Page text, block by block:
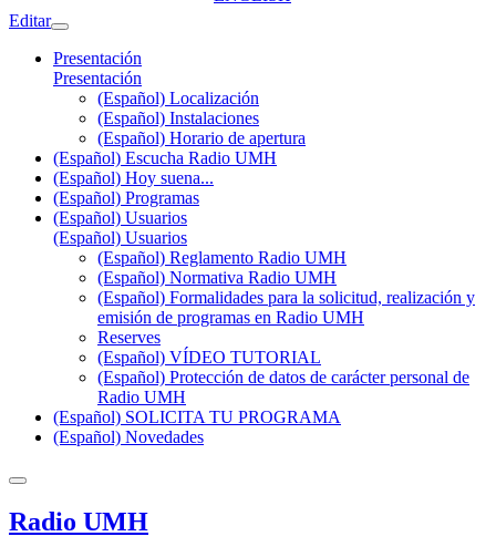
Editar
Presentación
Presentación
(Español) Localización
(Español) Instalaciones
(Español) Horario de apertura
(Español) Escucha Radio UMH
(Español) Hoy suena...
(Español) Programas
(Español) Usuarios
(Español) Usuarios
(Español) Reglamento Radio UMH
(Español) Normativa Radio UMH
(Español) Formalidades para la solicitud, realización y
emisión de programas en Radio UMH
Reserves
(Español) VÍDEO TUTORIAL
(Español) Protección de datos de carácter personal de
Radio UMH
(Español) SOLICITA TU PROGRAMA
(Español) Novedades
Radio UMH